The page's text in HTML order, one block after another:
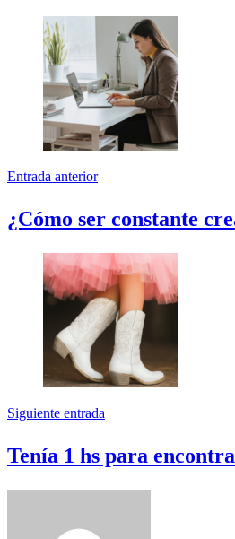
Entrada anterior
¿Cómo ser constante
Siguiente entrada
Tenía 1 hs para